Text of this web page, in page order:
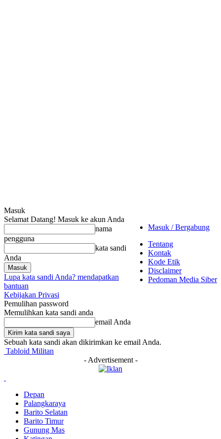
Masuk / Bergabung
Tentang
Kontak
Kode Etik
Disclaimer
Pedoman Media Siber
Masuk
Selamat Datang! Masuk ke akun Anda
nama
pengguna
kata sandi
Anda
Lupa kata sandi Anda? mendapatkan
bantuan
Kebijakan Privasi
Pemulihan password
Memulihkan kata sandi anda
email Anda
Sebuah kata sandi akan dikirimkan ke email Anda.
Tabloid Militan
- Advertisement -
Depan
Palangkaraya
Barito Selatan
Barito Timur
Gunung Mas